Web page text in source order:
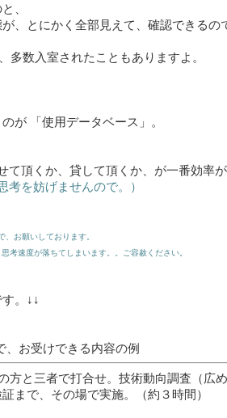
、
、とにかく全部見えて、確認できるの
多数入室されたこともありますよ。
が 「使用データベース」。
て頂くか、貸して頂くか、が一番効率が
考を妨げませんので。）
お願いしております。
考速度が落ちてしまいます。。ご容赦ください。
。↓↓
、お受けできる内容の例
方と三者で打合せ。技術動向調査（広
まで、その場で実施。（約３時間）